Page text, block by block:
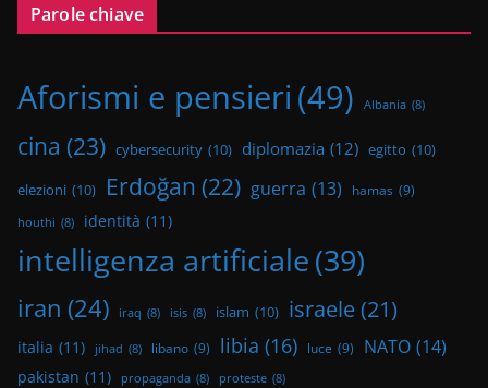
Parole chiave
Aforismi e pensieri (49) Albania (8)
cina (23) cybersecurity (10) diplomazia (12) egitto (10)
elezioni (10) Erdoğan (22) guerra (13) hamas (9)
houthi (8) identità (11)
intelligenza artificiale(39)
iran (24) iraq (8) isis (8) islam (10) israele(21)
italia (11) jihad (8) libano (9) libia (16) luce (9) NATO (14)
pakistan (11) propaganda (8) proteste (8)